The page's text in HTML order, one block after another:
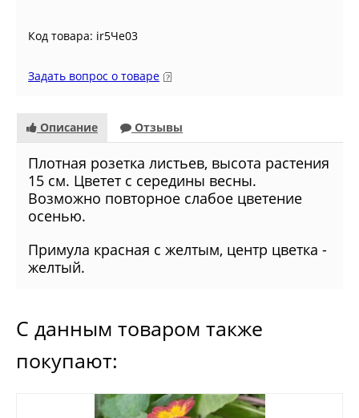
Код товара: ir5Че03
Задать вопрос о товаре
Описание Отзывы
Плотная розетка листьев, высота растения
15 см. Цветет с середины весны.
Возможно повторное слабое цветение
осенью.
Примула красная с желтым, центр цветка -
желтый.
С данным товаром также
покупают: